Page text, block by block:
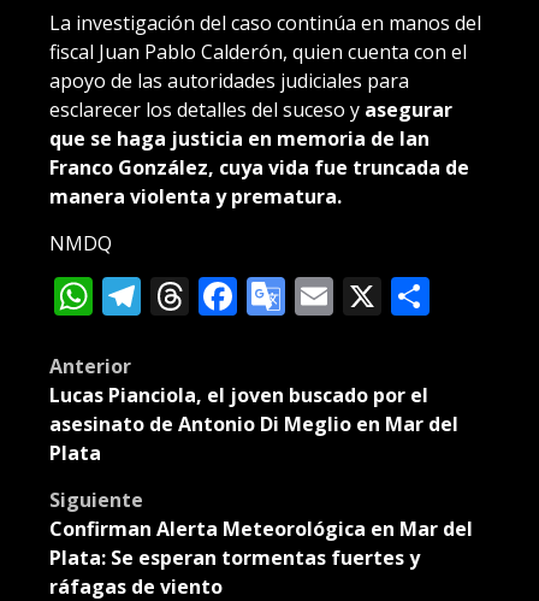
La investigación del caso continúa en manos del
fiscal Juan Pablo Calderón, quien cuenta con el
apoyo de las autoridades judiciales para
esclarecer los detalles del suceso y asegurar
que se haga justicia en memoria de Ian
Franco González, cuya vida fue truncada de
manera violenta y prematura.
NMDQ
WhatsApp
Telegram
Threads
Facebook
Google
Email
X
Post
navigation
Anterior
Lucas Pianciola, el joven buscado por el
asesinato de Antonio Di Meglio en Mar del
Plata
Siguiente
Confirman Alerta Meteorológica en Mar del
Plata: Se esperan tormentas fuertes y
ráfagas de viento